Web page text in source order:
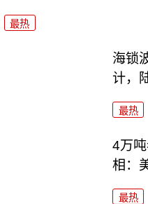
最热
海锁
计，
最热
4万
相：
最热